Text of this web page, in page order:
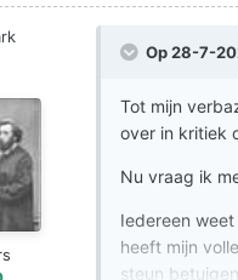
Op 28-7-
Tot mijn
over in kritiek
Nu vraag ik
Iedereen
heeft mijn
steun betuigen.